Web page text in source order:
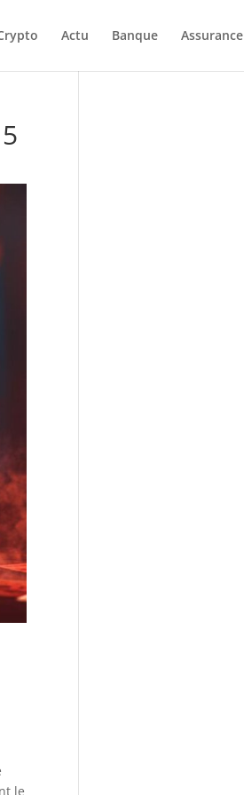
Actu Banque Assurance
le